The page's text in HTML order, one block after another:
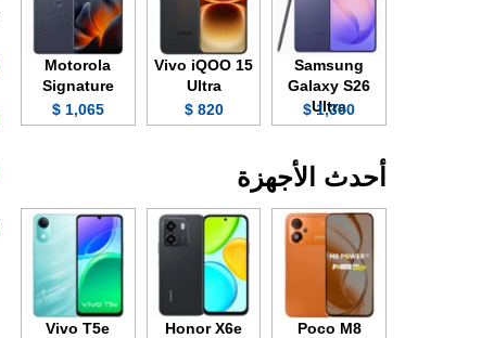
Samsung
Galaxy S26
Ultra
1,300 $
Vivo iQOO 15
Ultra
820 $
Motorola
Signature
1,065 $
أحدث الأجهزة
Poco M8
Honor X6e
Vivo T5e